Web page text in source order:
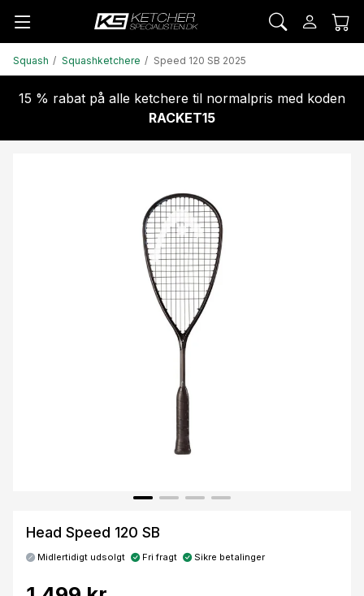
Squash Squashketchere Speed 120 SB 2025
15 % rabat på alle ketchere til normalpris med koden
RACKET15
Head Speed 120 SB
Midlertidigt udsolgt Fri fragt Sikre betalinger